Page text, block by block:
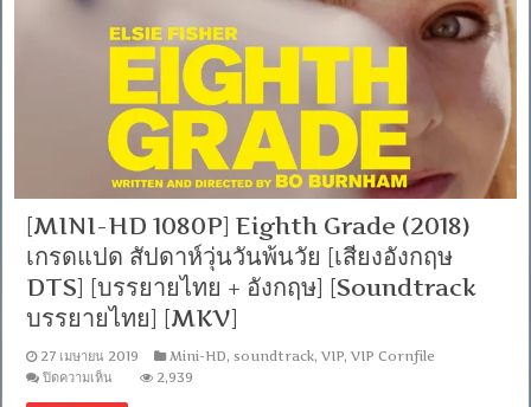
[MASTER]
[MKV]
ไทย
มาสเตอร์2.0
+
อังกฤษ]
[MKV]
[MINI-HD 1080P] Eighth Grade (2018)
เกรดแปด สัปดาห์วุ่นวันพ้นวัย [เสียงอังกฤษ
DTS] [บรรยายไทย + อังกฤษ] [Soundtrack
บรรยายไทย] [MKV]
27 เมษายน 2019 Mini-HD, soundtrack,VIP,VIP Cornfile
ปิดความเห็นบน
2,939